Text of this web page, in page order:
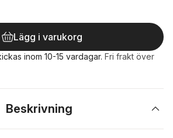
Lägg i varukorg
inom 10-15 vardagar. Fri frakt över
Beskrivning